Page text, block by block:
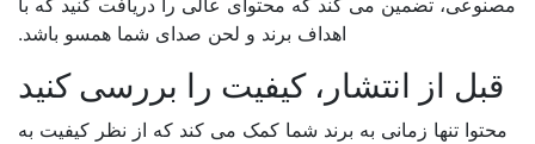
تضمین می کند که محتوای عالی را دریافت کنید که با
اهداف برند و لحن صدای شما همسو باشد.
از انتشار، کیفیت را بررسی کنید
تنها زمانی به برند شما کمک می کند که از نظر کیفیت به